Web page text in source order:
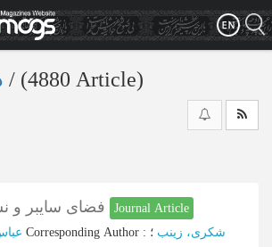
‎/ (4880 Article)
Journal Article
Corresponding Author : شکری، زینب ؛